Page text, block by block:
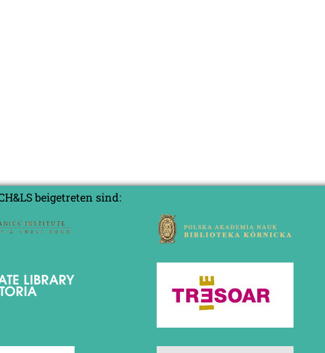
beigetreten sind: